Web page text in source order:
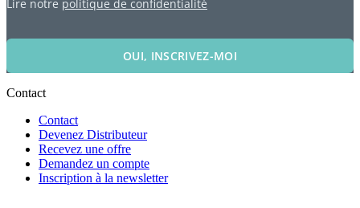
Lire notre politique de confidentialité
OUI, INSCRIVEZ-MOI
Contact
Contact
Devenez Distributeur
Recevez une offre
Demandez un compte
Inscription à la newsletter